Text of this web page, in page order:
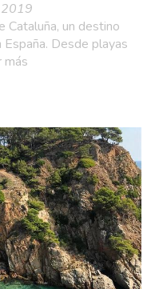
Cataluña, un destino
Desde playas
más